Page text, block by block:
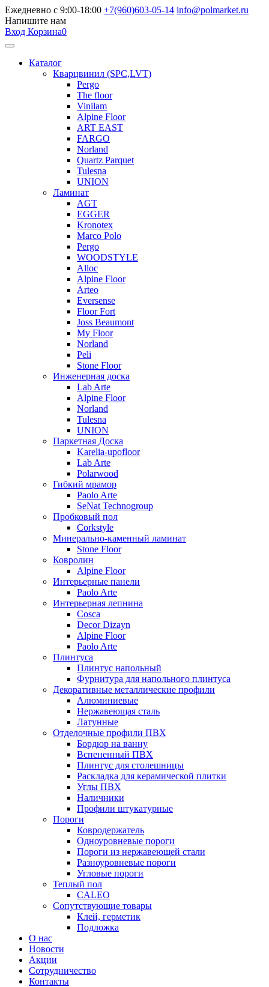
Ежедневно с 9:00-18:00 +7(960)603-05-14 info@polmarket.ru
Напишите нам
Вход Корзина0
Каталог
Кварцвинил (SPC,LVT)
Pergo
The floor
Vinilam
Alpine Floor
ART EAST
FARGO
Norland
Quartz Parquet
Tulesna
UNION
Ламинат
AGT
EGGER
Kronotex
Marco Polo
Pergo
WOODSTYLE
Alloc
Alpine Floor
Arteo
Eversense
Floor Fort
Joss Beaumont
My Floor
Norland
Peli
Stone Floor
Инженерная доска
Lab Arte
Alpine Floor
Norland
Tulesna
UNION
Паркетная Доска
Karelia-upofloor
Lab Arte
Polarwood
Гибкий мрамор
Paolo Arte
SeNat Technogroup
Пробковый пол
Corkstyle
Минерально-каменный ламинат
Stone Floor
Ковролин
Alpine Floor
Интерьерные панели
Paolo Arte
Интерьерная лепнина
Cosca
Decor Dizayn
Alpine Floor
Paolo Arte
Плинтуса
Плинтус напольный
Фурнитура для напольного плинтуса
Декоративные металлические профили
Алюминиевые
Нержавеющая сталь
Латунные
Отделочные профили ПВХ
Бордюр на ванну
Вспененный ПВХ
Плинтус для столешницы
Раскладка для керамической плитки
Углы ПВХ
Наличники
Профили штукатурные
Пороги
Ковродержатель
Одноуровневые пороги
Пороги из нержавеющей стали
Разноуровневые пороги
Угловые пороги
Теплый пол
CALEO
Сопутствующие товары
Клей, герметик
Подложка
О нас
Новости
Акции
Сотрудничество
Контакты